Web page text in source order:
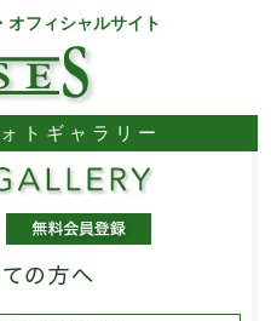
オフィシャルサイト
トギャラリー